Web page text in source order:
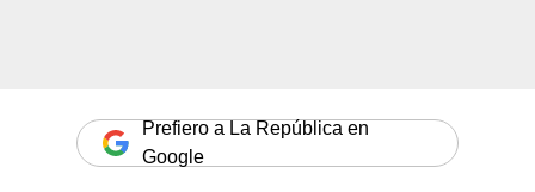
Prefiero a La República en
Google